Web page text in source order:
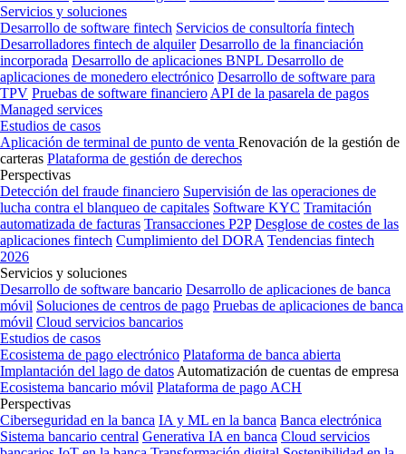
Servicios y soluciones
Desarrollo de software fintech Servicios de consultoría fintech
Desarrolladores fintech de alquiler Desarrollo de la financiación
incorporada Desarrollo de aplicaciones BNPL Desarrollo de
aplicaciones de monedero electrónico Desarrollo de software para
TPV Pruebas de software financiero API de la pasarela de pagos
Managed services
Estudios de casos
Aplicación de terminal de punto de venta Renovación de la gestión de
carteras Plataforma de gestión de derechos
Perspectivas
Detección del fraude financiero Supervisión de las operaciones de
lucha contra el blanqueo de capitales Software KYC Tramitación
automatizada de facturas Transacciones P2P Desglose de costes de las
aplicaciones fintech Cumplimiento del DORA Tendencias fintech
2026
Servicios y soluciones
Desarrollo de software bancario Desarrollo de aplicaciones de banca
móvil Soluciones de centros de pago Pruebas de aplicaciones de banca
móvil Cloud servicios bancarios
Estudios de casos
Ecosistema de pago electrónico Plataforma de banca abierta
Implantación del lago de datos Automatización de cuentas de empresa
Ecosistema bancario móvil Plataforma de pago ACH
Perspectivas
Ciberseguridad en la banca IA y ML en la banca Banca electrónica
Sistema bancario central Generativa IA en banca Cloud servicios